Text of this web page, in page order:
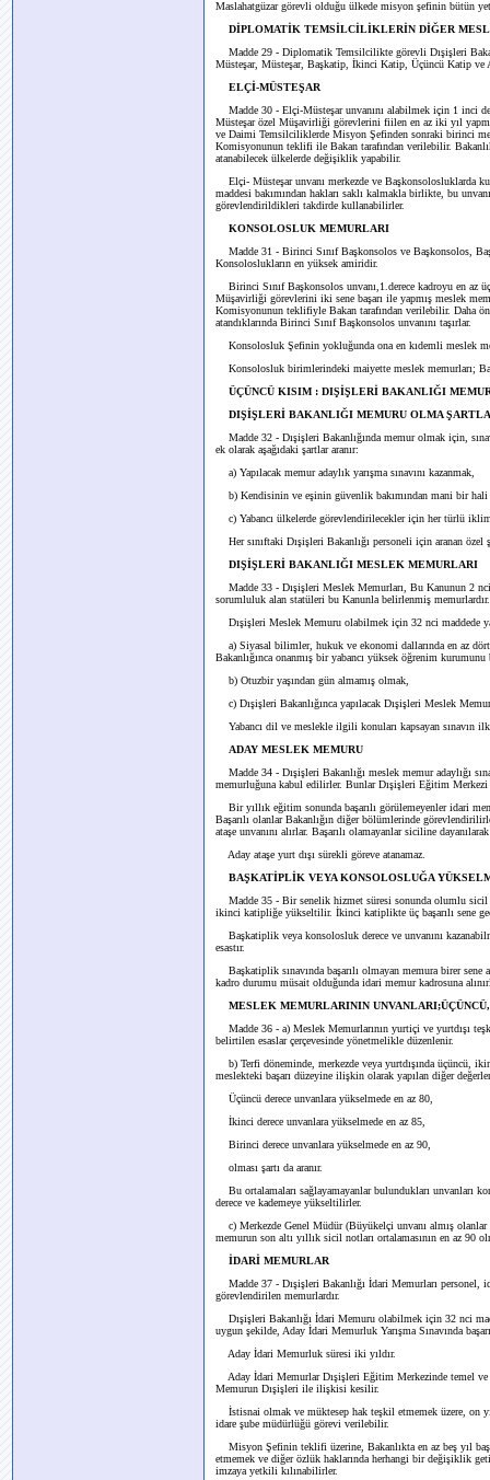
Maslahatgüzar görevli olduğu ülkede misyon şefinin bütün
DİPLOMATİK TEMSİLCİLİKLERİN DİĞER
Madde 29 - Diplomatik Temsilcilikte görevli Dışişleri
Müsteşar, Müsteşar, Başkatip, İkinci Katip, Üçüncü Katip ve
ELÇİ-MÜSTEŞAR
Madde 30 - Elçi-Müsteşar unvanını alabilmek için 1 inci
Müsteşar özel Müşavirliği görevlerini fiilen en az iki yıl
ve Daimi Temsilciliklerde Misyon Şefinden sonraki birinci
Komisyonunun teklifi ile Bakan tarafından verilebilir.
atanabilecek ülkelerde değişiklik yapabilir.
Elçi- Müsteşar unvanı merkezde ve Başkonsolosluklarda
maddesi bakımından hakları saklı kalmakla birlikte, bu
görevlendirildikleri takdirde kullanabilirler.
KONSOLOSLUK MEMURLARI
Madde 31 - Birinci Sınıf Başkonsolos ve Başkonsolos,
Konsoloslukların en yüksek amiridir.
Birinci Sınıf Başkonsolos unvanı,1.derece kadroyu en az
Müşavirliği görevlerini iki sene başarı ile yapmış meslek
Komisyonunun teklifiyle Bakan tarafından verilebilir. Daha
atandıklarında Birinci Sınıf Başkonsolos unvanını taşırlar.
Konsolosluk Şefinin yokluğunda ona en kıdemli meslek
Konsolosluk birimlerindeki maiyette meslek memurları;
ÜÇÜNCÜ KISIM : DIŞİŞLERİ BAKANLIĞI
DIŞİŞLERİ BAKANLIĞI MEMURU OLMA
Madde 32 - Dışişleri Bakanlığında memur olmak için,
ek olarak aşağıdaki şartlar aranır:
a) Yapılacak memur adaylık yarışma sınavını kazanmak,
b) Kendisinin ve eşinin güvenlik bakımından mani bir hali
c) Yabancı ülkelerde görevlendirilecekler için her türlü
Her sınıftaki Dışişleri Bakanlığı personeli için aranan özel
DIŞİŞLERİ BAKANLIĞI MESLEK MEMURLARI
Madde 33 - Dışişleri Meslek Memurları, Bu Kanunun 2
sorumluluk alan statüleri bu Kanunla belirlenmiş memurlardır.
Dışişleri Meslek Memuru olabilmek için 32 nci maddede
a) Siyasal bilimler, hukuk ve ekonomi dallarında en az
Bakanlığınca onanmış bir yabancı yüksek öğrenim
b) Otuzbir yaşından gün almamış olmak,
c) Dışişleri Bakanlığınca yapılacak Dışişleri Meslek
Yabancı dil ve meslekle ilgili konuları kapsayan sınavın
ADAY MESLEK MEMURU
Madde 34 - Dışişleri Bakanlığı meslek memur adaylığı
memurluğuna kabul edilirler. Bunlar Dışişleri Eğitim
Bir yıllık eğitim sonunda başarılı görülemeyenler idari
Başarılı olanlar Bakanlığın diğer bölümlerinde
ataşe unvanını alırlar. Başarılı olamayanlar siciline
Aday ataşe yurt dışı sürekli göreve atanamaz.
BAŞKATİPLİK VEYA KONSOLOSLUĞA
Madde 35 - Bir senelik hizmet süresi sonunda olumlu sicil
ikinci katipliğe yükseltilir. İkinci katiplikte üç başarılı sene
Başkatiplik veya konsolosluk derece ve unvanını
esastır.
Başkatiplik sınavında başarılı olmayan memura birer sene
kadro durumu müsait olduğunda idari memur kadrosuna
MESLEK MEMURLARININ
Madde 36 - a) Meslek Memurlarının yurtiçi ve yurtdışı
belirtilen esaslar çerçevesinde yönetmelikle düzenlenir.
b) Terfi döneminde, merkezde veya yurtdışında üçüncü,
meslekteki başarı düzeyine ilişkin olarak yapılan diğer
Üçüncü derece unvanlara yükselmede en az 80,
İkinci derece unvanlara yükselmede en az 85,
Birinci derece unvanlara yükselmede en az 90,
olması şartı da aranır.
Bu ortalamaları sağlayamayanlar bulundukları unvanları
derece ve kademeye yükseltilirler.
c) Merkezde Genel Müdür (Büyükelçi unvanı almış olanlar
memurun son altı yıllık sicil notları ortalamasının en az 90
İDARİ MEMURLAR
Madde 37 - Dışişleri Bakanlığı İdari Memurları
görevlendirilen memurlardır.
Dışişleri Bakanlığı İdari Memuru olabilmek için 32 nci
uygun şekilde, Aday İdari Memurluk Yarışma Sınavında
Aday İdari Memurluk süresi iki yıldır.
Aday İdari Memurlar Dışişleri Eğitim Merkezinde temel ve
Memurun Dışişleri ile ilişkisi kesilir.
İstisnai olmak ve müktesep hak teşkil etmemek üzere, on
idare şube müdürlüğü görevi verilebilir.
Misyon Şefinin teklifi üzerine, Bakanlıkta en az beş yıl
etmemek ve diğer özlük haklarında herhangi bir değişiklik
imzaya yetkili kılınabilirler.